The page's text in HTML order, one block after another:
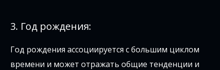
3. Год рождения:
Год рождения ассоциируется с большим циклом
времени и может отражать общие тенденции и